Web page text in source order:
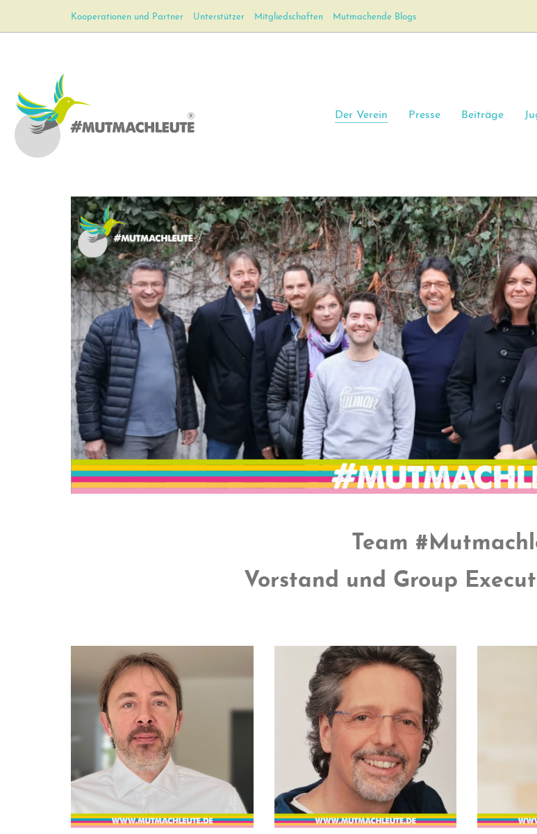
Kooperationen und Partner Unterstützer Mitgliedschaften Mutmachende Blogs
Der Verein Presse Beiträge
Team
Vorstand und Group